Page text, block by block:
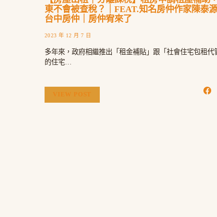
東不會被查稅？｜FEAT.知名房仲作家陳泰源
台中房仲｜房仲宥來了
2023 年 12 月 7 日
多年來，政府相繼推出「租金補貼」跟「社會住宅包租代
的住宅…
VIEW POST